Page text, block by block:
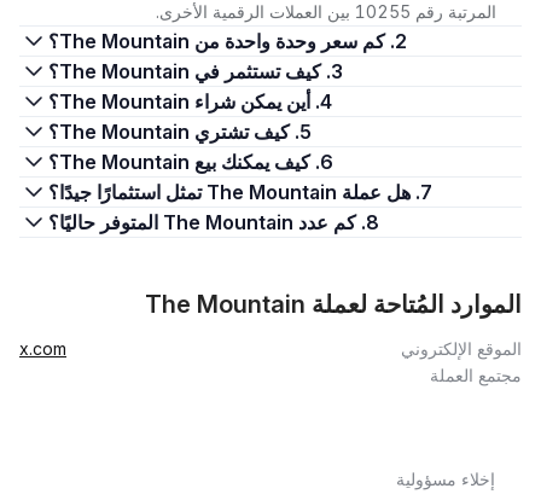
المرتبة رقم 10255 بين العملات الرقمية الأخرى.
2. كم سعر وحدة واحدة من The Mountain؟
3. كيف تستثمر في The Mountain؟
4. أين يمكن شراء The Mountain؟
5. كيف تشتري The Mountain؟
6. كيف يمكنك بيع The Mountain؟
7. هل عملة The Mountain تمثل استثمارًا جيدًا؟
8. كم عدد The Mountain المتوفر حاليًا؟
الموارد المُتاحة لعملة The Mountain
الموقع الإلكتروني
x.com
مجتمع العملة
إخلاء مسؤولية